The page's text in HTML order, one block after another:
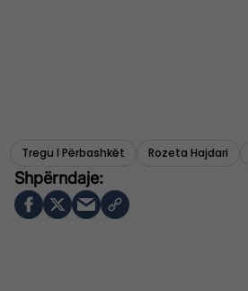
Tregu I Përbashkët Rozeta Hajdari